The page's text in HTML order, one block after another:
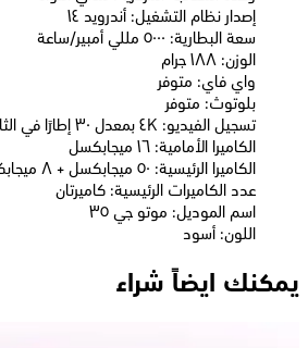
إصدار نظام التشغيل: أندرويد ١٤
سعة البطارية: ٥٠٠٠ مللي أمبير/ساعة
الوزن: ١٨٨ جرام
واي فاي: متوفر
بلوتوث: متوفر
تسجيل الفيديو: ٤K بمعدل ٣٠ إطارًا في الثانية، ١٠٨٠ بكسل بمعدل ٣٠ إطارًا في الثانية
الكاميرا الأمامية: ١٦ ميجابكسل
الكاميرا الرئيسية: ٥٠ ميجابكسل + ٨ ميجابكسل
عدد الكاميرات الرئيسية: كاميرتان
اسم الموديل: موتو جي ٣٥
اللون: أسود
يمكنك ايضاً شراء